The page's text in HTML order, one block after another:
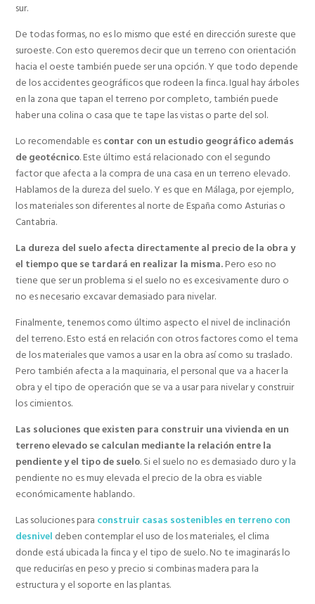
sur.
De todas formas, no es lo mismo que esté en dirección sureste que
suroeste. Con esto queremos decir que un terreno con orientación
hacia el oeste también puede ser una opción. Y que todo depende
de los accidentes geográficos que rodeen la finca. Igual hay árboles
en la zona que tapan el terreno por completo, también puede
haber una colina o casa que te tape las vistas o parte del sol.
Lo recomendable es contar con un estudio geográfico además
de geotécnico. Este último está relacionado con el segundo
factor que afecta a la compra de una casa en un terreno elevado.
Hablamos de la dureza del suelo. Y es que en Málaga, por ejemplo,
los materiales son diferentes al norte de España como Asturias o
Cantabria.
La dureza del suelo afecta directamente al precio de la obra y
el tiempo que se tardará en realizar la misma.Pero eso no
tiene que ser un problema si el suelo no es excesivamente duro o
no es necesario excavar demasiado para nivelar.
Finalmente, tenemos como último aspecto el nivel de inclinación
del terreno. Esto está en relación con otros factores como el tema
de los materiales que vamos a usar en la obra así como su traslado.
Pero también afecta a la maquinaria, el personal que va a hacer la
obra y el tipo de operación que se va a usar para nivelar y construir
los cimientos.
Las soluciones que existen para construir una vivienda en un
terreno elevado se calculan mediante la relación entre la
pendiente y el tipo de suelo. Si el suelo no es demasiado duro y la
pendiente no es muy elevada el precio de la obra es viable
económicamente hablando.
Las soluciones para construir casas sostenibles en terreno con
desnivel deben contemplar el uso de los materiales, el clima
donde está ubicada la finca y el tipo de suelo. No te imaginarás lo
que reducirías en peso y precio si combinas madera para la
estructura y el soporte en las plantas.